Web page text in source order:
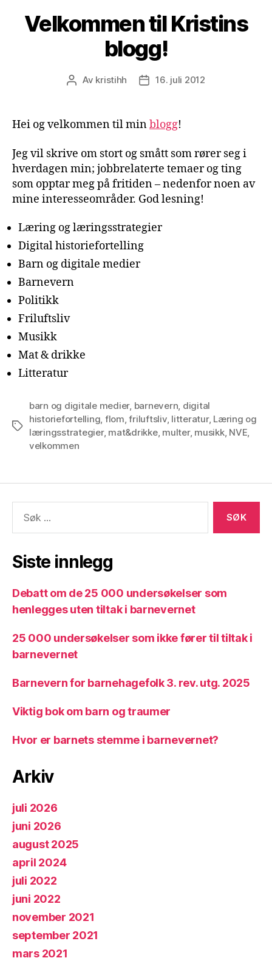
Velkommen til Kristins
blogg!
Innleggsforfatter
Av kristihh Publiseringsdato
16. juli 2012
Hei og velkommen til minblogg!
Jeg vil skrive om stort og smått som rører seg i
hverdagen min; jobbrelaterte temaer og ting
som opptar meg på fritiden – nedenfor noen av
mine interesseområder. God lesning!
Læring og læringsstrategier
Digital historiefortelling
Barn og digitale medier
Barnevern
Politikk
Friluftsliv
Musikk
Mat & drikke
Litteratur
Stikkord
barn og digitale medier, barnevern, digital
historiefortelling, flom,friluftsliv, litteratur, Læring og
læringsstrategier, mat&drikke, multer, musikk, NVE,
velkommen
etter:
Siste innlegg
Debatt om de 25 000 undersøkelser som
henlegges uten tiltak i barnevernet
25 000 undersøkelser som ikke fører til tiltak i
barnevernet
Barnevern for barnehagefolk 3. rev. utg. 2025
Viktig bok om barn og traumer
Hvor er barnets stemme i barnevernet?
Arkiv
juli 2026
juni 2026
august 2025
april 2024
juli 2022
juni 2022
november 2021
september 2021
mars 2021